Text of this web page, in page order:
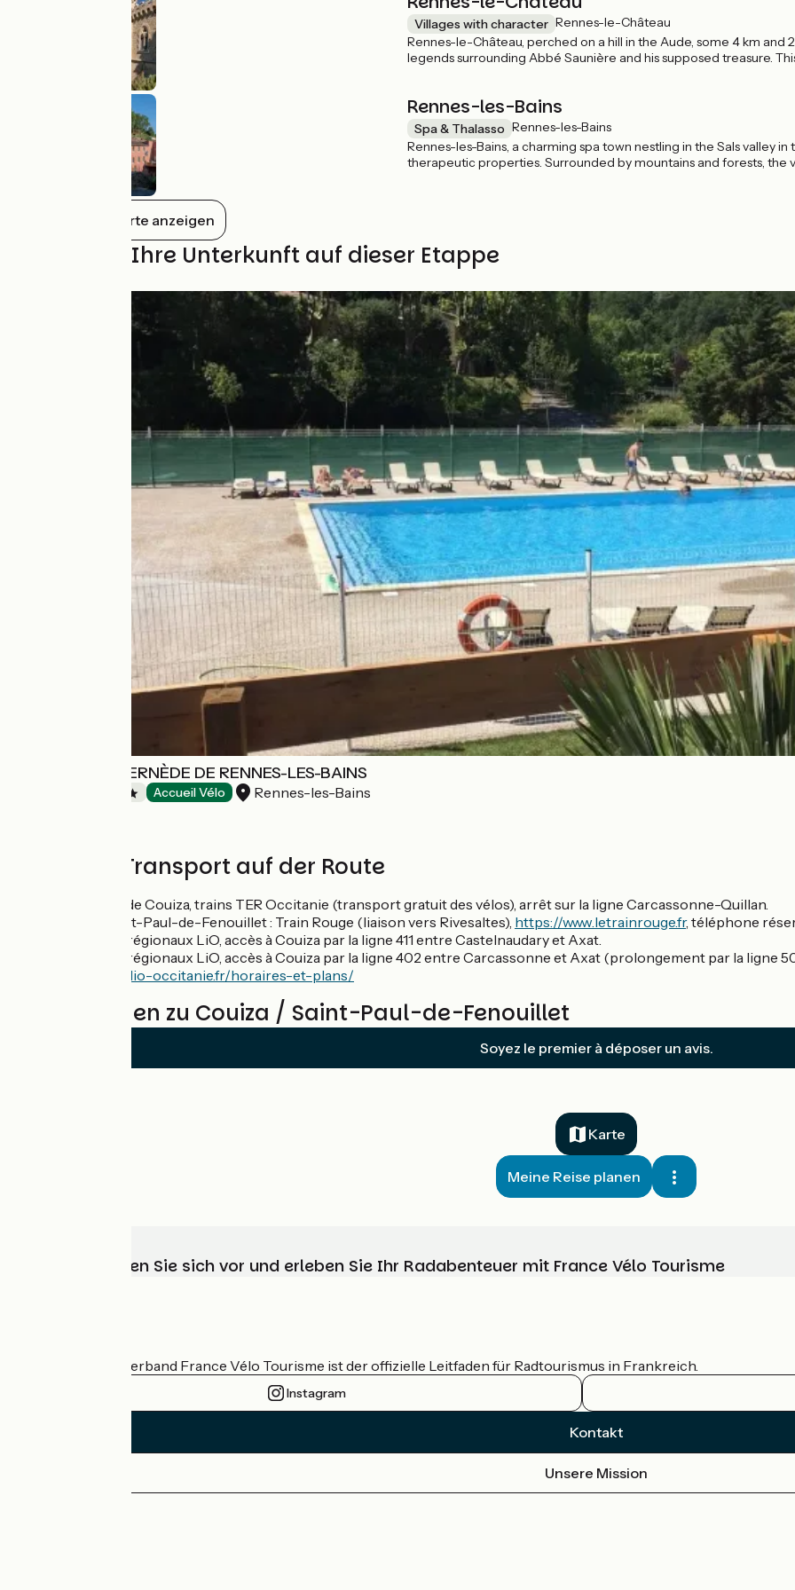
Villages with character Rennes-le-Château
Rennes-le-Château, perched on a hill in the Aude, some 4 km
legends surrounding Abbé Saunière and his supposed treasure.
Rennes-les-Bains
Spa & Thalasso Rennes-les-Bains
Rennes-les-Bains, a charming spa town nestling in the Sals valley
therapeutic properties. Surrounded by mountains and forests, the
Alles auf der Karte anzeigen
Finden Sie Ihre Unterkunft auf dieser Etappe
CAMPING LA BERNÈDE DE RENNES-LES-BAINS
Accueil Vélo Rennes-les-Bains
Züge und Transport auf der Route
Gare SNCF de Couiza, trains TER Occitanie (transport gratuit des vélos), arrêt sur la ligne Carcassonne-Quillan.
Gare de Saint-Paul-de-Fenouillet : Train Rouge (liaison vers Rivesaltes), https://www.letrainrouge.fr, téléphone
Réseau bus régionaux LiO, accès à Couiza par la ligne 411 entre Castelnaudary et Axat.
Réseau bus régionaux LiO, accès à Couiza par la ligne 402 entre Carcassonne et Axat (prolongement par la ligne
https://www.lio-occitanie.fr/horaires-et-plans/
Bewertungen zu Couiza / Saint-Paul-de-Fenouillet
Soyez le premier à déposer un avis.
Karte
Meine Reise planen
Wählen, bereiten Sie sich vor und erleben Sie Ihr Radabenteuer mit France Vélo Tourisme
Der nationale Verband France Vélo Tourisme ist der offizielle Leitfaden für Radtourismus in Frankreich.
Instagram
Kontakt
Unsere Mission